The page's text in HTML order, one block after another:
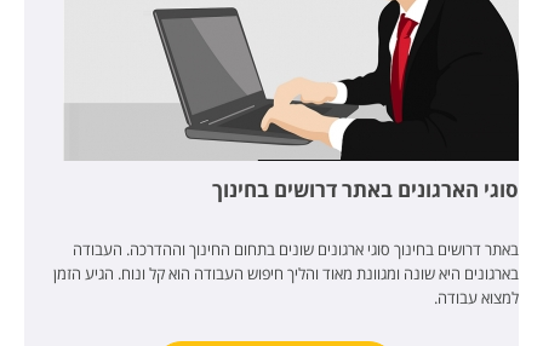
סוגי הארגונים באתר דרושים בחינוך
באתר דרושים בחינוך סוגי ארגונים שונים בתחום החינוך וההדרכה. העבודה
בארגונים היא שונה ומגוונת מאוד והליך חיפוש העבודה הוא קל ונוח. הגיע הזמן
למצוא עבודה.